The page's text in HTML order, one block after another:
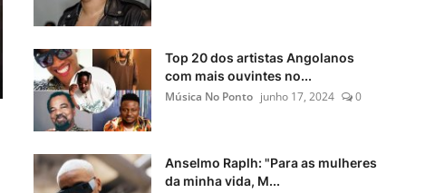
Top 20 dos artistas Angolanos
com mais ouvintes no...
Música No Ponto junho 17, 2024 0
Anselmo Raplh: "Para as mulheres
da minha vida, M...